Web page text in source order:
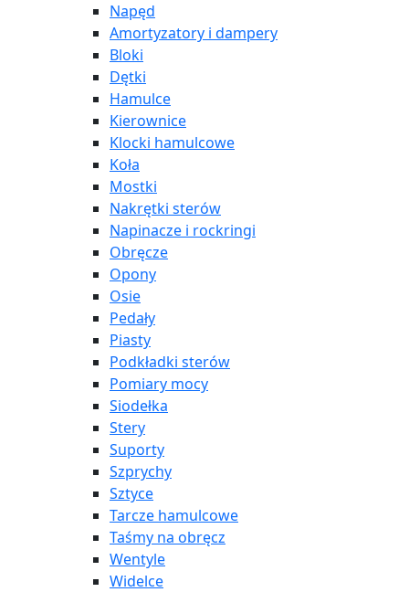
Napęd
Amortyzatory i dampery
Bloki
Dętki
Hamulce
Kierownice
Klocki hamulcowe
Koła
Mostki
Nakrętki sterów
Napinacze i rockringi
Obręcze
Opony
Osie
Pedały
Piasty
Podkładki sterów
Pomiary mocy
Siodełka
Stery
Suporty
Szprychy
Sztyce
Tarcze hamulcowe
Taśmy na obręcz
Wentyle
Widelce